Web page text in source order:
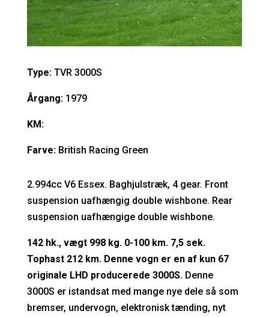
Type: TVR 3000S
Årgang: 1979
KM:
Farve: British Racing Green
2.994cc V6 Essex. Baghjulstræk, 4 gear. Front
suspension uafhængig double wishbone. Rear
suspension uafhængige double wishbone.
142 hk., vægt 998 kg. 0-100 km. 7,5 sek.
Tophast 212 km. Denne vogn er en af kun 67
originale LHD producerede 3000S. Denne
3000S er istandsat med mange nye dele så som
bremser, undervogn, elektronisk tænding, nyt